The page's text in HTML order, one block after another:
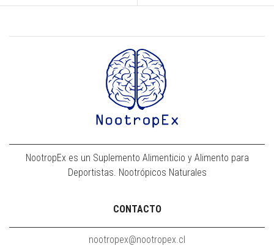
NootropEx es un Suplemento Alimenticio y Alimento para
Deportistas. Nootrópicos Naturales
CONTACTO
nootropex@nootropex.cl